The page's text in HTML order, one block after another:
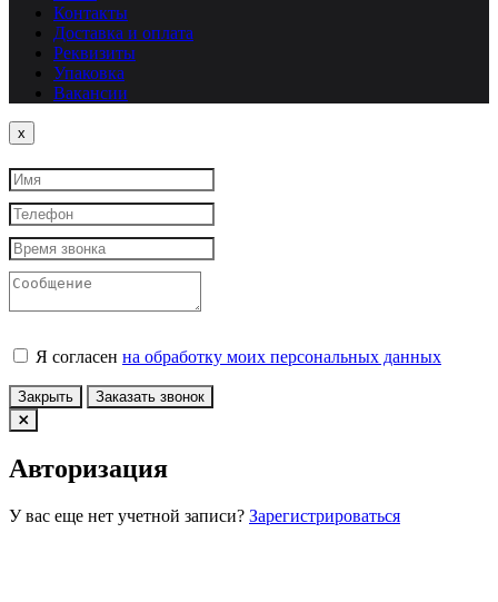
Контакты
Доставка и оплата
Реквизиты
Упаковка
Вакансии
x
Я согласен на обработку моих персональных данных
Закрыть Заказать звонок
Авторизация
У вас еще нет учетной записи? Зарегистрироваться